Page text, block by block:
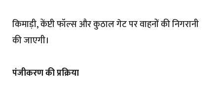
किमाड़ी, केंप्टी फॉल्स और कुठाल गेट पर वाहनों की निगरानी
की जाएगी।
पंजीकरण की प्रक्रिया